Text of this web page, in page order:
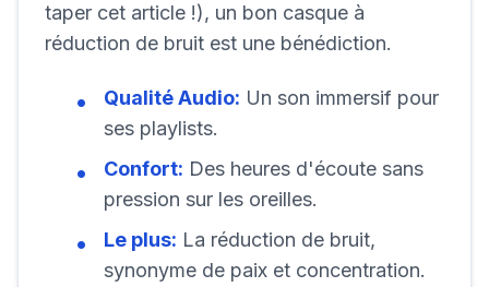
taper cet article !), un bon casque à
réduction de bruit est une bénédiction.
Qualité Audio: Un son immersif pour
ses playlists.
Confort: Des heures d'écoute sans
pression sur les oreilles.
Le plus: La réduction de bruit,
synonyme de paix et concentration.